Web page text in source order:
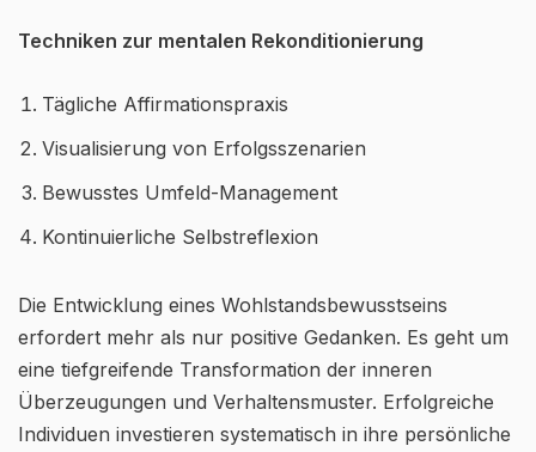
Techniken zur mentalen Rekonditionierung
Tägliche Affirmationspraxis
Visualisierung von Erfolgsszenarien
Bewusstes Umfeld-Management
Kontinuierliche Selbstreflexion
Die Entwicklung eines Wohlstandsbewusstseins
erfordert mehr als nur positive Gedanken. Es geht um
eine tiefgreifende Transformation der inneren
Überzeugungen und Verhaltensmuster. Erfolgreiche
Individuen investieren systematisch in ihre persönliche